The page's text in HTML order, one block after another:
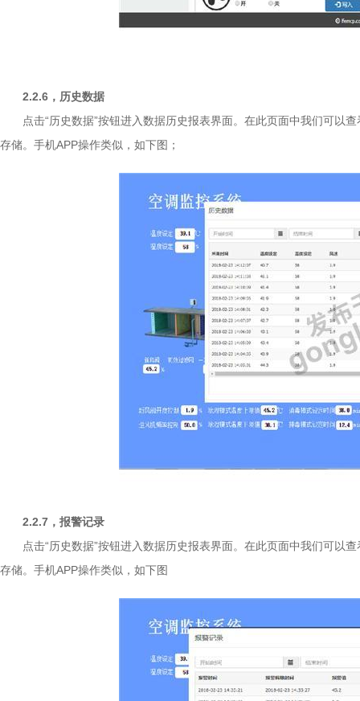
2.2.6 ，历史数据
点击“历史数据”按钮进入数据历史报表界面。在此页面中我们可以
存储。手机APP操作类似，如下图；
2.2.7 ，报警记录
点击“历史数据”按钮进入数据历史报表界面。在此页面中我们可以
存储。手机APP操作类似，如下图